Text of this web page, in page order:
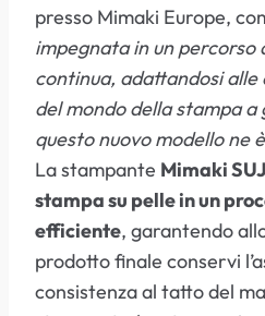
presso Mimaki Europe,
impegnata in un percorso
continua, adattandosi alle
del mondo della stampa a
questo nuovo modello ne
La stampante Mimaki
stampa su pelle in un
efficiente, garantendo
prodotto finale conservi
consistenza al tatto del